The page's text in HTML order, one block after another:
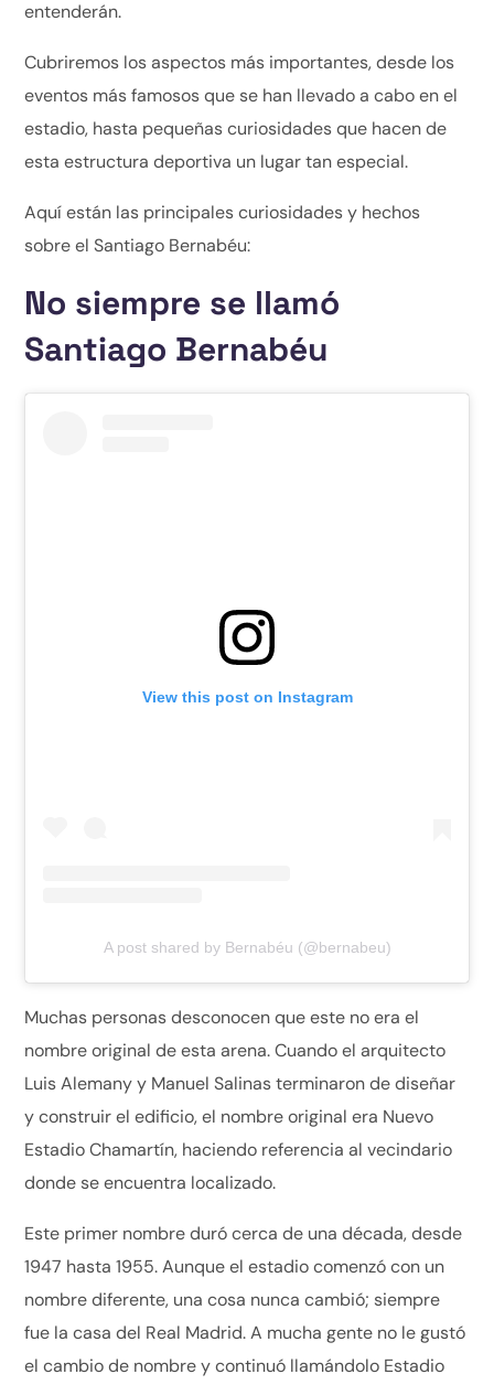
entenderán.
Cubriremos los aspectos más importantes, desde los
eventos más famosos que se han llevado a cabo en el
estadio, hasta pequeñas curiosidades que hacen de
esta estructura deportiva un lugar tan especial.
Aquí están las principales curiosidades y hechos
sobre el Santiago Bernabéu:
No siempre se llamó
Santiago Bernabéu
View this post on Instagram
A post shared by Bernabéu (@bernabeu)
Muchas personas desconocen que este no era el
nombre original de esta arena. Cuando el arquitecto
Luis Alemany y Manuel Salinas terminaron de diseñar
y construir el edificio, el nombre original era Nuevo
Estadio Chamartín, haciendo referencia al vecindario
donde se encuentra localizado.
Este primer nombre duró cerca de una década, desde
1947 hasta 1955. Aunque el estadio comenzó con un
nombre diferente, una cosa nunca cambió; siempre
fue la casa del Real Madrid. A mucha gente no le gustó
el cambio de nombre y continuó llamándolo Estadio